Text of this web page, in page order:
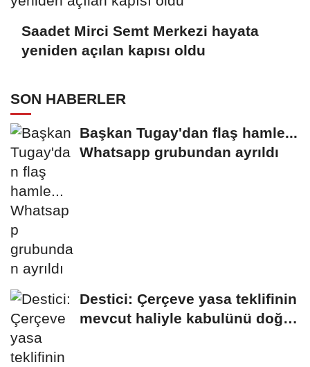
Saadet Mirci Semt Merkezi hayata
yeniden açılan kapısı oldu
SON HABERLER
Başkan Tugay'dan flaş hamle...
Whatsapp grubundan ayrıldı
Destici: Çerçeve yasa teklifinin
mevcut haliyle kabulünü doğru